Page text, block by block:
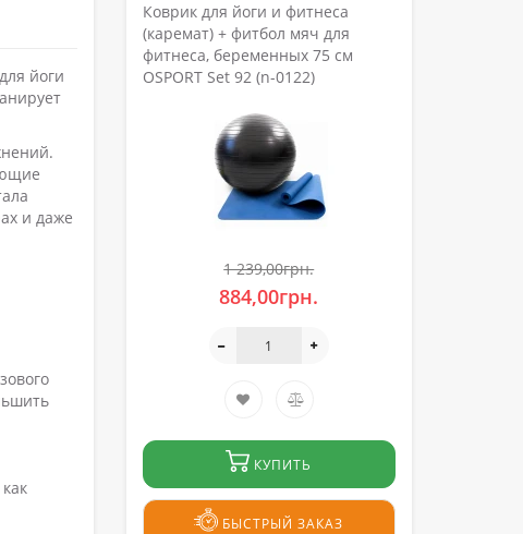
йоги
и даже
Коврик для йоги и фитнеса
(каремат) + фитбол мяч для
фитнеса, беременных 75 см
OSPORT Set 92 (n-0122)
1 239,00грн.
884,00грн.
КУПИТЬ
БЫСТРЫЙ ЗАКАЗ